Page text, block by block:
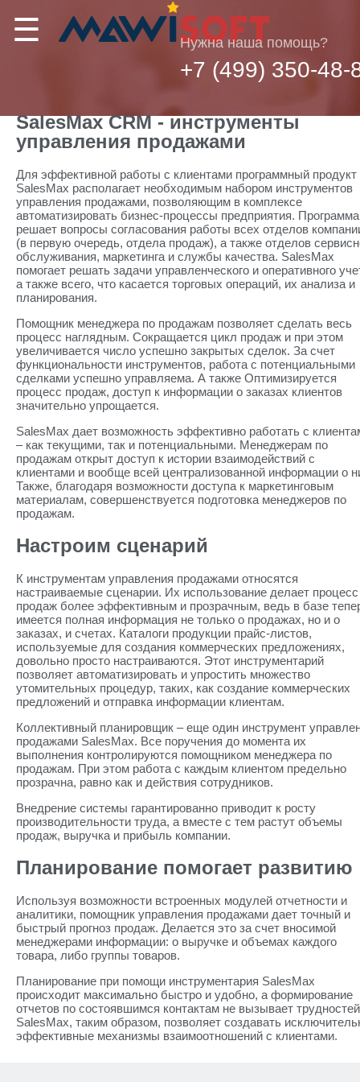
Нужна наша помощь?
+7 (499) 350-48-
☰
SalesMax CRM - инструменты
управления продажами
Для эффективной работы с клиентами программный продукт
SalesMax располагает необходимым набором инструментов
управления продажами, позволяющим в комплексе
автоматизировать бизнес-процессы предприятия. Программа
решает вопросы согласования работы всех отделов
(в первую очередь, отдела продаж), а также отделов
обслуживания, маркетинга и службы качества. SalesMax
помогает решать задачи управленческого и оперативного
а также всего, что касается торговых операций, их анализа и
планирования.
Помощник менеджера по продажам позволяет сделать весь
процесс наглядным. Сокращается цикл продаж и при этом
увеличивается число успешно закрытых сделок. За счет
функциональности инструментов, работа с потенциальными
сделками успешно управляема. А также Оптимизируется
процесс продаж, доступ к информации о заказах клиентов
значительно упрощается.
SalesMax дает возможность эффективно работать с
– как текущими, так и потенциальными. Менеджерам по
продажам открыт доступ к истории взаимодействий с
клиентами и вообще всей централизованной информации о
Также, благодаря возможности доступа к маркетинговым
материалам, совершенствуется подготовка менеджеров по
продажам.
Настроим сценарий
К инструментам управления продажами относятся
настраиваемые сценарии. Их использование делает процесс
продаж более эффективным и прозрачным, ведь в базе
имеется полная информация не только о продажах, но и о
заказах, и счетах. Каталоги продукции прайс-листов,
используемые для создания коммерческих предложениях,
довольно просто настраиваются. Этот инструментарий
позволяет автоматизировать и упростить множество
утомительных процедур, таких, как создание коммерческих
предложений и отправка информации клиентам.
Коллективный планировщик – еще один инструмент
продажами SalesMax. Все поручения до момента их
выполнения контролируются помощником менеджера по
продажам. При этом работа с каждым клиентом предельно
прозрачна, равно как и действия сотрудников.
Внедрение системы гарантированно приводит к росту
производительности труда, а вместе с тем растут объемы
продаж, выручка и прибыль компании.
Планирование помогает развитию
Используя возможности встроенных модулей отчетности и
аналитики, помощник управления продажами дает точный и
быстрый прогноз продаж. Делается это за счет вносимой
менеджерами информации: о выручке и объемах каждого
товара, либо группы товаров.
Планирование при помощи инструментария SalesMax
происходит максимально быстро и удобно, а формирование
отчетов по состоявшимся контактам не вызывает
SalesMax, таким образом, позволяет создавать
эффективные механизмы взаимоотношений с клиентами.